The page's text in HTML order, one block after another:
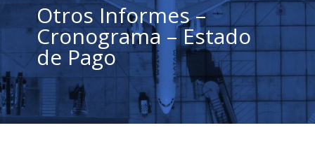
Otros Informes –
Cronograma – Estado
de Pago